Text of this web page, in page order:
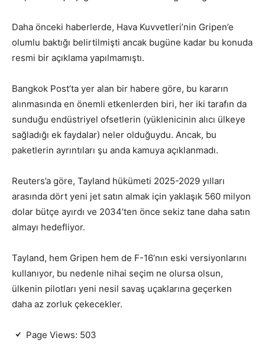
Daha önceki haberlerde, Hava Kuvvetleri’nin Gripen’e
olumlu baktığı belirtilmişti ancak bugüne kadar bu konuda
resmi bir açıklama yapılmamıştı.
Bangkok Post’ta yer alan bir habere göre, bu kararın
alınmasında en önemli etkenlerden biri, her iki tarafın da
sunduğu endüstriyel ofsetlerin (yüklenicinin alıcı ülkeye
sağladığı ek faydalar) neler olduğuydu. Ancak, bu
paketlerin ayrıntıları şu anda kamuya açıklanmadı.
Reuters’a göre, Tayland hükümeti 2025-2029 yılları
arasında dört yeni jet satın almak için yaklaşık 560 milyon
dolar bütçe ayırdı ve 2034’ten önce sekiz tane daha satın
almayı hedefliyor.
Tayland, hem Gripen hem de F-16’nın eski versiyonlarını
kullanıyor, bu nedenle nihai seçim ne olursa olsun,
ülkenin pilotları yeni nesil savaş uçaklarına geçerken
daha az zorluk çekecekler.
Page Views: 503